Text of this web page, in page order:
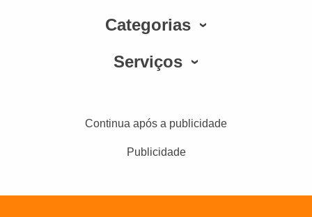
Categorias
Serviços
Continua após a publicidade
Publicidade